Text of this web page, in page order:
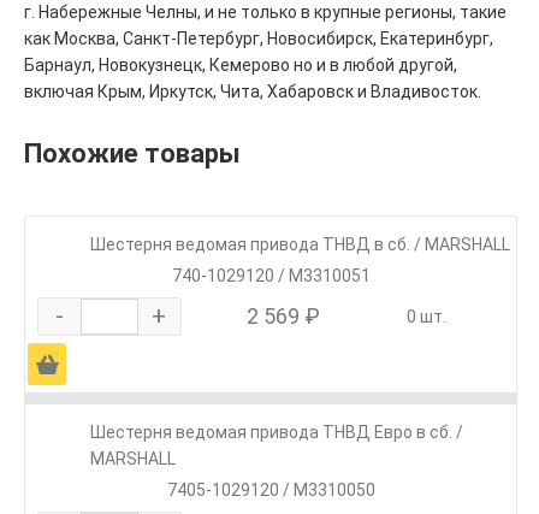
г. Набережные Челны, и не только в крупные регионы, такие
как Москва, Санкт-Петербург, Новосибирск, Екатеринбург,
Барнаул, Новокузнецк, Кемерово но и в любой другой,
включая Крым, Иркутск, Чита, Хабаровск и Владивосток.
Похожие товары
Шестерня ведомая привода ТНВД в сб. / MARSHALL
740-1029120 / M3310051
- + 2 569 ₽ 0 шт.
Ä
Шестерня ведомая привода ТНВД Евро в сб. /
MARSHALL
7405-1029120 / M3310050